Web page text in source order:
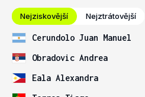
Nejziskovější Nejztrátovější
Cerundolo Juan Manuel
Obradovic Andrea
Eala Alexandra